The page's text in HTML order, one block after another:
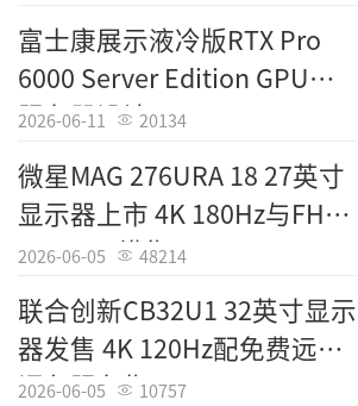
富士康展示液冷版RTX Pro
6000 Server Edition GPU为
服务器设计
2026-06-11 20134
微星MAG 276URA 18 27英寸
显示器上市 4K 180Hz与FHD
360Hz双模售2199元
2026-06-05 48214
联合创新CB32U1 32英寸显示
器发售 4K 120Hz配免费远程
调色服务售2499元
2026-06-05 10757